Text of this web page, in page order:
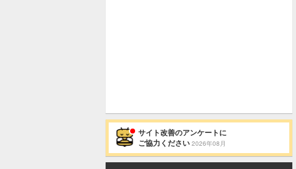
サイト改善のアンケートに
ご協力ください 2026年08月